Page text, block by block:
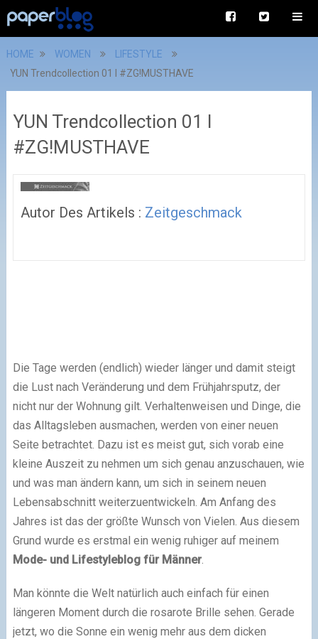
HOME WOMEN
LIFESTYLE
YUN Trendcollection 01 I #ZG!MUSTHAVE
YUN Trendcollection 01 I
#ZG!MUSTHAVE
Autor Des Artikels : Zeitgeschmack
Die Tage werden (endlich) wieder länger und damit steigt
die Lust nach Veränderung und dem Frühjahrsputz, der
nicht nur der Wohnung gilt. Verhaltenweisen und Dinge, die
das Alltagsleben ausmachen, werden von einer neuen
Seite betrachtet. Dazu ist es meist gut, sich vorab eine
kleine Auszeit zu nehmen um sich genau anzuschauen, wie
und was man ändern kann, um sich in seinem neuen
Lebensabschnitt weiterzuentwickeln. Am Anfang des
Jahres ist das der größte Wunsch von Vielen. Aus diesem
Grund wurde es erstmal ein wenig ruhiger auf meinem
Mode- und Lifestyleblog für Männer.
Man könnte die Welt natürlich auch einfach für einen
längeren Moment durch die rosarote Brille sehen. Gerade
jetzt, wo die Sonne ein wenig mehr aus dem dicken